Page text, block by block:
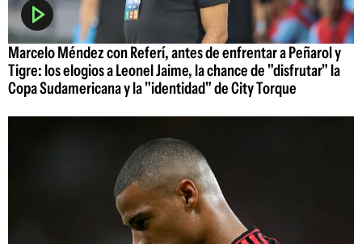
Marcelo Méndez con Referí, antes de enfrentar a Peñarol y
Tigre: los elogios a Leonel Jaime, la chance de "disfrutar" la
Copa Sudamericana y la "identidad" de City Torque